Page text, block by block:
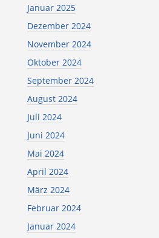
Januar 2025
Dezember 2024
November 2024
Oktober 2024
September 2024
August 2024
Juli 2024
Juni 2024
Mai 2024
April 2024
März 2024
Februar 2024
Januar 2024